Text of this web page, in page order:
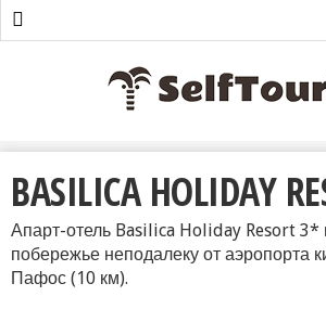
BASILICA HOLIDAY
Апарт-отель Basilica Holiday Resort 3*
побережье неподалеку от аэропорта
Пафос (10 км).